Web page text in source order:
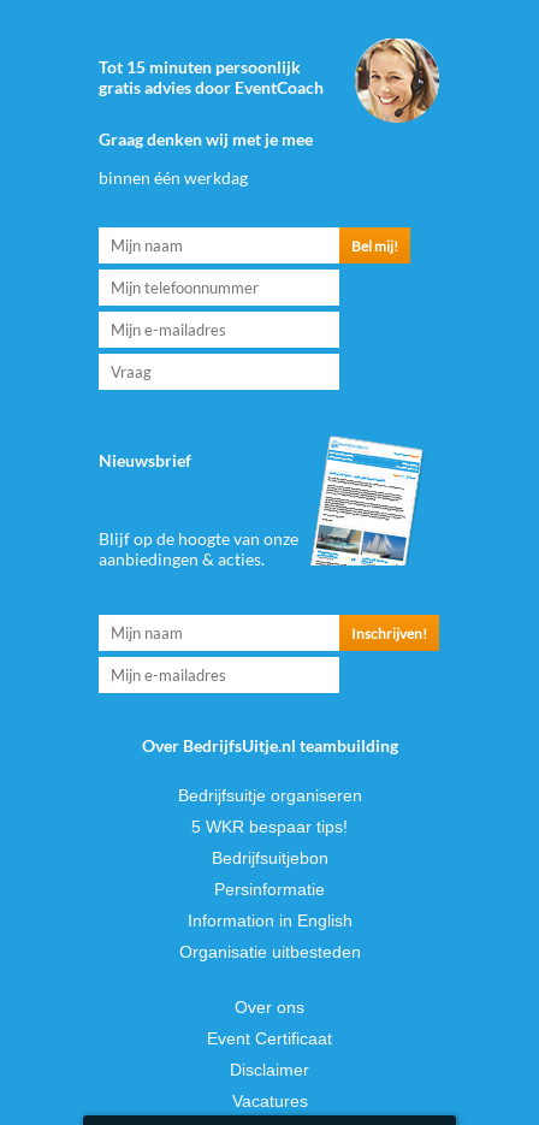
Tot 15 minuten persoonlijk
gratis advies door EventCoach
Graag denken wij met je mee
binnen één werkdag
Nieuwsbrief
Blijf op de hoogte van onze
aanbiedingen & acties.
Over BedrijfsUitje.nl teambuilding
Bedrijfsuitje organiseren
5 WKR bespaar tips!
Bedrijfsuitjebon
Persinformatie
Information in English
Organisatie uitbesteden
Over ons
Event Certificaat
Disclaimer
Vacatures